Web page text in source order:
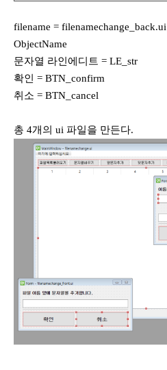
filename = filenamechange_back.ui
ObjectName
문자열 라인에디트 = LE_str
확인 = BTN_confirm
취소 = BTN_cancel
총 4개의 ui 파일을 만든다.